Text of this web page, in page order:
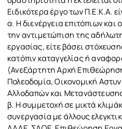
Ειδικότερα έργο των Π.Ε.Κ.Α.
α. Η διενέργεια επιτόπιων και
την αντιμετώπιση της
εργασίας, είτε βάσει
κατόπιν καταγγελίας ή
(Ανεξάρτητη Αρχή
Πολεοδομία, Οικονομική
Αλλοδαπών και
β. Η συμμετοχή σε μικτά
συνεργασία με άλλους